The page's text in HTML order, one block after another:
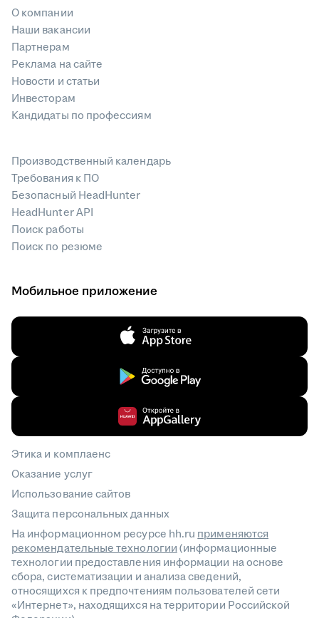
О компании
Наши вакансии
Партнерам
Реклама на сайте
Новости и статьи
Инвесторам
Кандидаты по профессиям
Производственный календарь
Требования к ПО
Безопасный HeadHunter
HeadHunter API
Поиск работы
Поиск по резюме
Мобильное приложение
Этика и комплаенс
Оказание услуг
Использование сайтов
Защита персональных данных
На информационном ресурсе hh.ru применяются
рекомендательные технологии(информационные
технологии предоставления информации на основе
сбора, систематизации и анализа сведений,
относящихся к предпочтениям пользователей сети
«Интернет», находящихся на территории Российской